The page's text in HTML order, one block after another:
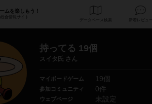
ムを楽しもう！
合情報サイト
データベース
持ってる 19個
スイタ氏 さん
マイボードゲーム 19個
参加コミュニティ 0件
ウェブページ 未設定